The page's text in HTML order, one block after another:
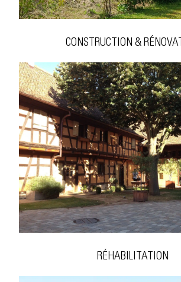
CONSTRUCTION &
RÉHABILITATION